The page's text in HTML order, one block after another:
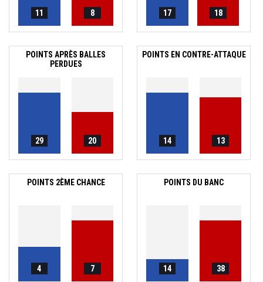
11 8 17 18
POINTS APRÈS BALLES
PERDUES
29 20
POINTS EN CONTRE-ATTAQUE
14 13
POINTS 2ÈME CHANCE
4 7
POINTS DU BANC
14 38